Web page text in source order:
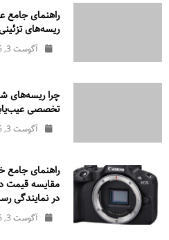
راهنمای جامع
ریسه‌های
آگوست 3, 2026
چرا ریسه‌های
تخصصی
آگوست 3, 2026
راهنمای جامع
در نمایندگی
آگوست 3, 2026